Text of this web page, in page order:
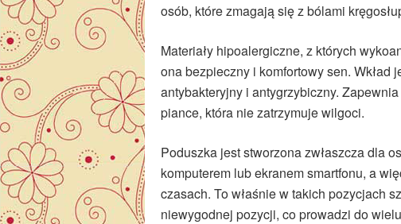
osób, które zmagają się z bólami
Materiały hipoalergiczne, z których
ona bezpieczny i komfortowy sen. Wkład
antybakteryjny i antygrzybiczny.
piance, która nie zatrzymuje wilgoci.
Poduszka jest stworzona zwłaszcza dla
komputerem lub ekranem smartfonu, a
czasach. To właśnie w takich pozycjach
niewygodnej pozycji, co prowadzi do